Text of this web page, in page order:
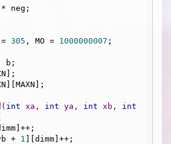
neg;
= 305 , MO = 1000000007 ;
b;
( int xa, int ya, int xb, int
+ 1 ][dimm]++;